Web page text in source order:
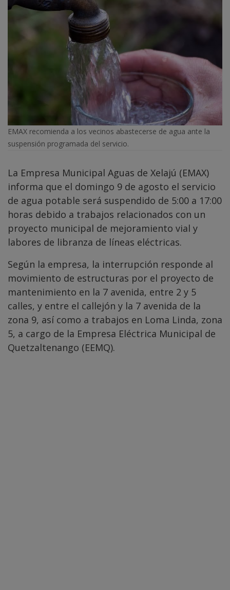
EMAX recomienda a los vecinos abastecerse de agua ante la
suspensión programada del servicio.
La Empresa Municipal Aguas de Xelajú (EMAX)
informa que el domingo 9 de agosto el servicio
de agua potable será suspendido de 5:00 a 17:00
horas debido a trabajos relacionados con un
proyecto municipal de mejoramiento vial y
labores de libranza de líneas eléctricas.
Según la empresa, la interrupción responde al
movimiento de estructuras por el proyecto de
mantenimiento en la 7 avenida, entre 2 y 5
calles, y entre el callejón y la 7 avenida de la
zona 9, así como a trabajos en Loma Linda, zona
5, a cargo de la Empresa Eléctrica Municipal de
Quetzaltenango (EEMQ).